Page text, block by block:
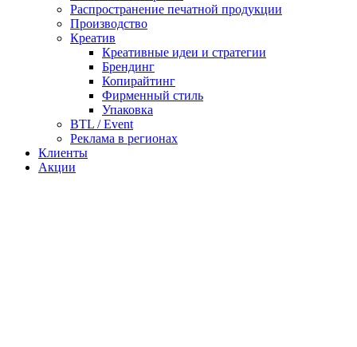
Распространение печатной продукции
Производство
Креатив
Креативные идеи и стратегии
Брендинг
Копирайтинг
Фирменный стиль
Упаковка
BTL / Event
Реклама в регионах
Клиенты
Акции